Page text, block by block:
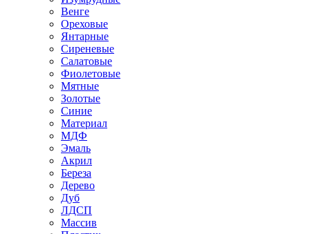
Венге
Ореховые
Янтарные
Сиреневые
Салатовые
Фиолетовые
Мятные
Золотые
Синие
Материал
МДФ
Эмаль
Акрил
Береза
Дерево
Дуб
ЛДСП
Массив